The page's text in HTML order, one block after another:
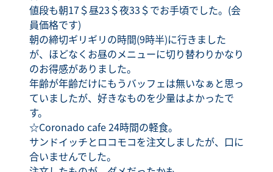
値段も朝17＄昼23＄夜33＄でお手頃でした。(会
員価格です)
朝の締切ギリギリの時間(9時半)に行きました
が、ほどなくお昼のメニューに切り替わりかなり
のお得感がありました。
年齢が年齢だけにもうバッフェは無いなぁと思っ
ていましたが、好きなものを少量はよかったで
す。
☆Coronado cafe 24時間の軽食。
サンドイッチとロコモコを注文しましたが、口に
合いませんでした。